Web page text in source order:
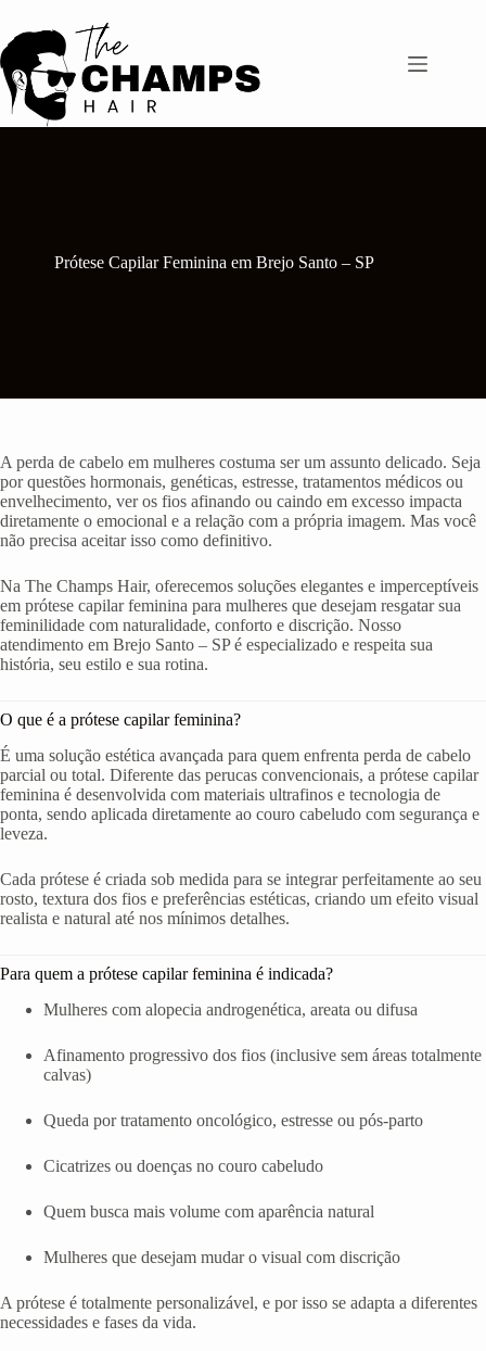
para
o
conteúdo
Prótese Capilar Feminina em Brejo Santo – SP
A perda de cabelo em mulheres costuma ser um assunto delicado. Seja
por questões hormonais, genéticas, estresse, tratamentos médicos ou
envelhecimento, ver os fios afinando ou caindo em excesso impacta
diretamente o emocional e a relação com a própria imagem. Mas você
não precisa aceitar isso como definitivo.
Na The Champs Hair, oferecemos soluções elegantes e imperceptíveis
em prótese capilar feminina para mulheres que desejam resgatar sua
feminilidade com naturalidade, conforto e discrição. Nosso
atendimento em Brejo Santo – SP é especializado e respeita sua
história, seu estilo e sua rotina.
O que é a prótese capilar feminina?
É uma solução estética avançada para quem enfrenta perda de cabelo
parcial ou total. Diferente das perucas convencionais, a prótese capilar
feminina é desenvolvida com materiais ultrafinos e tecnologia de
ponta, sendo aplicada diretamente ao couro cabeludo com segurança e
leveza.
Cada prótese é criada sob medida para se integrar perfeitamente ao seu
rosto, textura dos fios e preferências estéticas, criando um efeito visual
realista e natural até nos mínimos detalhes.
Para quem a prótese capilar feminina é indicada?
Mulheres com alopecia androgenética, areata ou difusa
Afinamento progressivo dos fios (inclusive sem áreas totalmente
calvas)
Queda por tratamento oncológico, estresse ou pós-parto
Cicatrizes ou doenças no couro cabeludo
Quem busca mais volume com aparência natural
Mulheres que desejam mudar o visual com discrição
A prótese é totalmente personalizável, e por isso se adapta a diferentes
necessidades e fases da vida.